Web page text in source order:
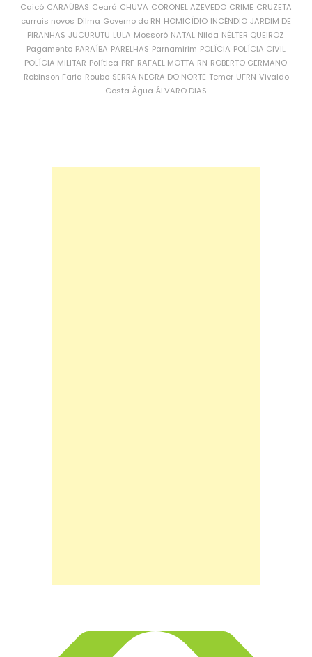
Caicó CARAÚBAS Ceará CHUVA CORONEL AZEVEDO CRIME CRUZETA
currais novos Dilma Governo do RN HOMICÍDIO INCÊNDIO JARDIM DE
PIRANHAS JUCURUTU LULA Mossoró NATAL Nilda NÉLTER QUEIROZ
Pagamento PARAÍBA PARELHAS Parnamirim POLÍCIA POLÍCIA CIVIL
POLÍCIA MILITAR Política PRF RAFAEL MOTTA RN ROBERTO GERMANO
Robinson Faria Roubo SERRA NEGRA DO NORTE Temer UFRN Vivaldo
Costa Água ÁLVARO DIAS